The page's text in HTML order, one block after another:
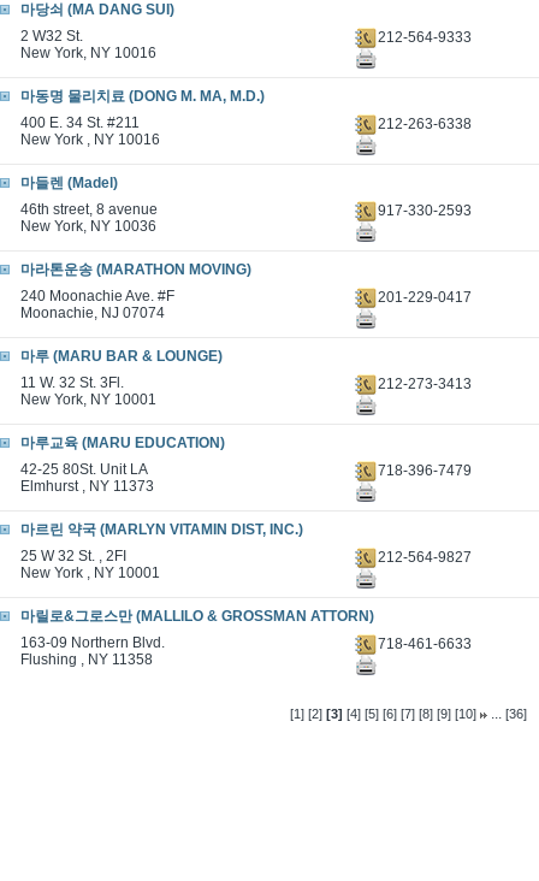
마당쇠 (MA DANG SUI)
2 W32 St.
New York, NY 10016
212-564-9333
마동명 물리치료 (DONG M. MA, M.D.)
400 E. 34 St. #211
New York , NY 10016
212-263-6338
마들렌 (Madel)
46th street, 8 avenue
New York, NY 10036
917-330-2593
마라톤운송 (MARATHON MOVING)
240 Moonachie Ave. #F
Moonachie, NJ 07074
201-229-0417
마루 (MARU BAR & LOUNGE)
11 W. 32 St. 3Fl.
New York, NY 10001
212-273-3413
마루교육 (MARU EDUCATION)
42-25 80St. Unit LA
Elmhurst , NY 11373
718-396-7479
마르린 약국 (MARLYN VITAMIN DIST, INC.)
25 W 32 St. , 2FI
New York , NY 10001
212-564-9827
마릴로&그로스만 (MALLILO & GROSSMAN ATTORN)
163-09 Northern Blvd.
Flushing , NY 11358
718-461-6633
[1] [2] [3] [4] [5] [6] [7] [8] [9] [10] ... [36]